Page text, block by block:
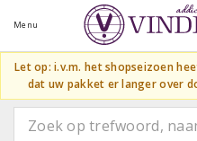
Menu
Let op: i.v.m. het shopseizoen
dat uw pakket er langer over